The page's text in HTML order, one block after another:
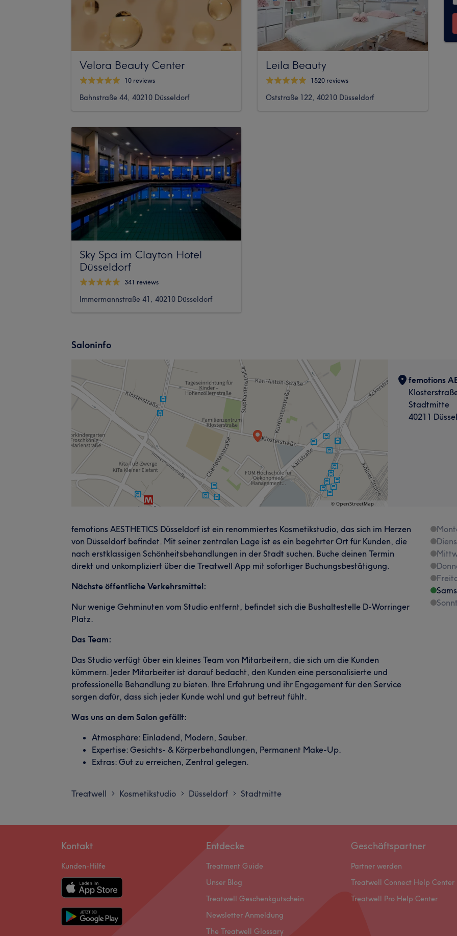
Velora Beauty Center
10 reviews
Bahnstraße 44, 40210 Düsseldorf
Sky Spa im Clayton Hotel
Düsseldorf
341 reviews
Immermannstraße 41, 40210 Düsseldorf
Leila Beauty
1520 reviews
Oststraße 122, 40210 Düsseldorf
Saloninfo
femotions
Stadtmitte
40211
femotions AESTHETICS Düsseldorf ist ein renommiertes Kosmetikstudio, das sich im Herzen
von Düsseldorf befindet. Mit seiner zentralen Lage ist es ein begehrter Ort für Kunden, die
nach erstklassigen Schönheitsbehandlungen in der Stadt suchen. Buche deinen Termin
direkt und unkompliziert über die Treatwell App mit sofortiger Buchungsbestätigung.
Nächste öffentliche Verkehrsmittel:
Nur wenige Gehminuten vom Studio entfernt, befindet sich die Bushaltestelle D-Worringer
Platz.
Das Team:
Das Studio verfügt über ein kleines Team von Mitarbeitern, die sich um die Kunden
kümmern. Jeder Mitarbeiter ist darauf bedacht, den Kunden eine personalisierte und
professionelle Behandlung zu bieten. Ihre Erfahrung und ihr Engagement für den Service
sorgen dafür, dass sich jeder Kunde wohl und gut betreut fühlt.
Was uns an dem Salon gefällt:
Atmosphäre: Einladend, Modern, Sauber.
Expertise: Gesichts- & Körperbehandlungen, Permanent Make-Up.
Extras: Gut zu erreichen, Zentral gelegen.
Treatwell > Kosmetikstudio > Düsseldorf > Stadtmitte
Kontakt
Kunden-Hilfe
Entdecke
Treatment Guide
Unser Blog
Treatwell Geschenkgutschein
Newsletter Anmeldung
The Treatwell Glossary
Geschäftspartner
Partner werden
Treatwell Connect Help Center
Treatwell Pro Help Center